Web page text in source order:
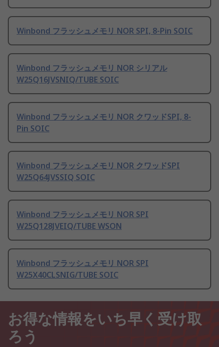
Winbond フラッシュメモリ NOR SPI, 8-Pin SOIC
Winbond フラッシュメモリ NOR シリアル
W25Q16JVSNIQ/TUBE SOIC
Winbond フラッシュメモリ NOR クワッドSPI, 8-
Pin SOIC
Winbond フラッシュメモリ NOR クワッドSPI
W25Q64JVSSIQ SOIC
Winbond フラッシュメモリ NOR SPI
W25Q128JVEIQ/TUBE WSON
Winbond フラッシュメモリ NOR SPI
W25X40CLSNIG/TUBE SOIC
お得な情報をいち早く受け取
ろう